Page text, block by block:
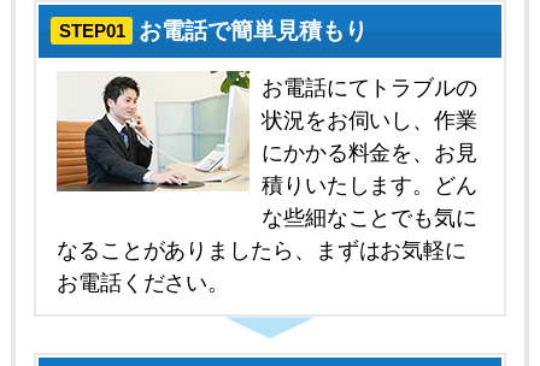
STEP01 お電話で簡単見積もり
お電話にてトラブルの
状況をお伺いし、作業
にかかる料金を、お見
積りいたします。どん
な些細なことでも気に
なることがありましたら、まずはお気軽に
お電話ください。